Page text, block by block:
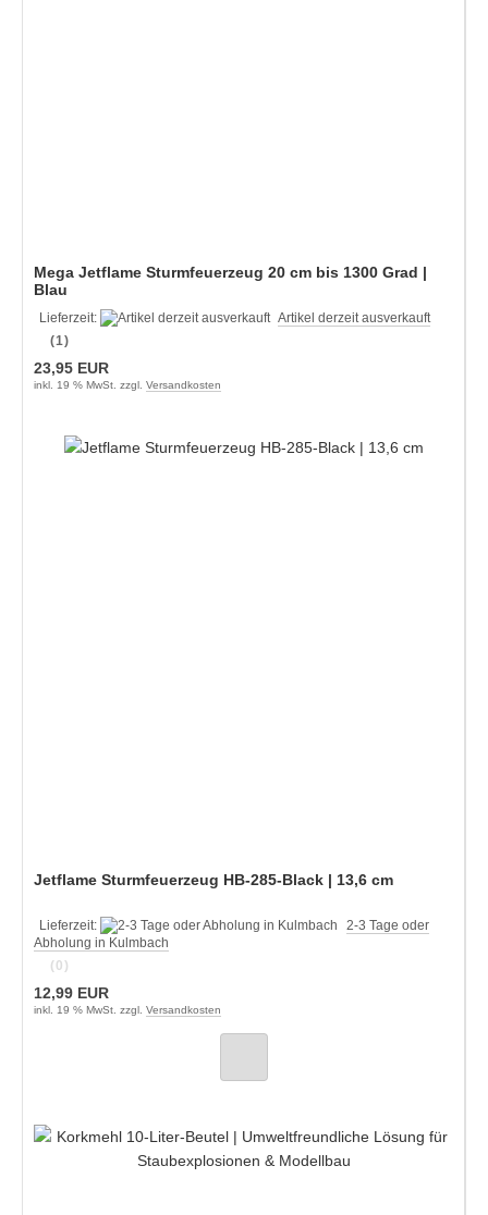
Mega Jetflame Sturmfeuerzeug 20 cm bis 1300 Grad |
Blau
Lieferzeit:
Artikel derzeit ausverkauft
(1)
23,95 EUR
inkl. 19 % MwSt. zzgl. Versandkosten
Jetflame Sturmfeuerzeug HB-285-Black | 13,6 cm
Lieferzeit:
2-3 Tage oder
Abholung in Kulmbach
(0)
12,99 EUR
inkl. 19 % MwSt. zzgl. Versandkosten